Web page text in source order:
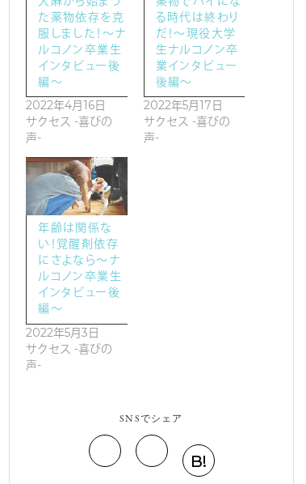
た薬物依存を克
服しました！～ナ
ルコノン卒業生
インタビュー後
編～
2022年4月16日
サクセス -喜びの
声-
る時代は終わり
だ！～現役大学
生ナルコノン卒
業インタビュー
後編～
2022年5月17日
サクセス -喜びの
声-
年齢は関係な
い！覚醒剤依存
にさよなら～ナ
ルコノン卒業生
インタビュー後
編～
2022年5月3日
サクセス -喜びの
声-
SNSでシェア
B!